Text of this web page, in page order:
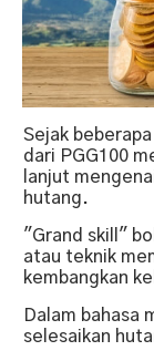
Sejak
dari PGG100
lanjut
hutang.
"Grand skill"
atau teknik
kembangkan
Dalam bahasa
selesaikan